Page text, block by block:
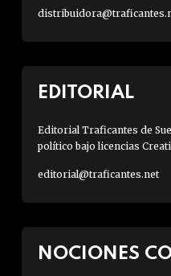
EDITORIAL
Editorial Traficantes de
político bajo licencias
editorial@traficantes.net
NOCIONES